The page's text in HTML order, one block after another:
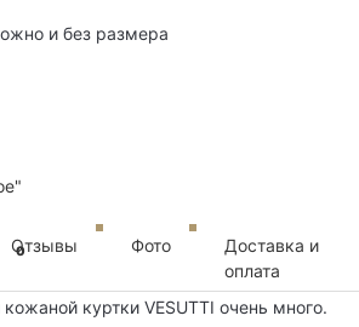
и без размера
Отзывы
0 Фото
Доставка и
оплата
куртки VESUTTI очень много.